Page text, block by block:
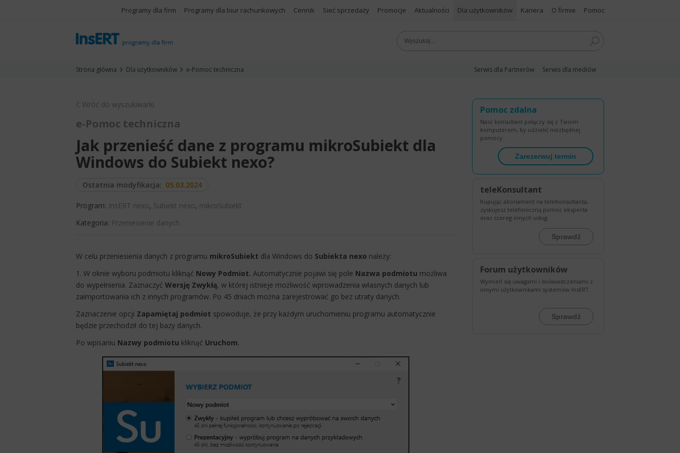
Programy dla firm Programy dla biur rachunkowych Cennik Sieć sprzedaży Promocje Aktualności Dla użytkowników Kariera O firmie Pomoc
Strona główna Dla użytkowników e-Pomoc techniczna Serwis dla Partnerów Serwis dla mediów
Wróć do wyszukiwarki
e-Pomoc techniczna
Jak przenieść dane z programu mikroSubiekt dla
Windows do Subiekt nexo?
Ostatnia modyfikacja: 05.03.2024
Program: InsERT nexo, Subiekt nexo, mikroSubiekt
Kategoria: Przeniesienie danych
W celu przeniesienia danych z programu mikroSubiekt dla Windows do Subiekta nexo należy:
​1. W oknie wyboru podmiotu kliknąć Nowy Podmiot. Automatycznie pojawi się pole Nazwa podmiotu możliwa
do wypełnienia. Zaznaczyć Wersję Zwykłą, w której istnieje możliwość wprowadzenia własnych danych lub
zaimportowania ich z innych programów. Po 45 dniach można zarejestrować go bez utraty danych.
Zaznaczenie opcji Zapamiętaj podmiot spowoduje, że przy każdym uruchomieniu programu automatycznie
będzie przechodził do tej bazy danych.
Po wpisaniu Nazwy podmiotu kliknąć Uruchom.
Pomoc zdalna
Nasz konsultant połączy się z Twoim
komputerem, by udzielić niezbędnej
pomocy.
Zarezerwuj termin
teleKonsultant
Kupując abonament na teleKonsultanta,
zyskujesz telefoniczną pomoc eksperta
oraz szereg innych usług.
Sprawdź
Forum użytkowników
Wymień się uwagami i doświadczeniami z
innymi użytkownikami systemów InsERT.
Sprawdź